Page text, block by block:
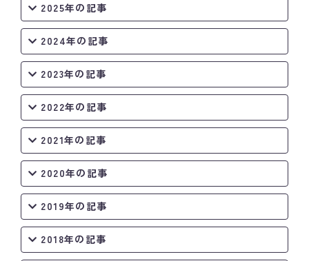
2025年の記事
2024年の記事
2023年の記事
2022年の記事
2021年の記事
2020年の記事
2019年の記事
2018年の記事